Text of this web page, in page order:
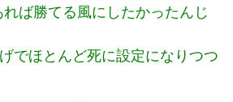
ば勝てる風にしたかったんじ
でほとんど死に設定になりつつ